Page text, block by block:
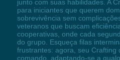
junto com suas habilidades. A
para iniciantes que querem
sobrevivência sem
veteranos que buscam
cooperativas, onde cada
do grupo. Esqueça filas
frustrantes: agora, seu Crafting
comando, adaptando-se a